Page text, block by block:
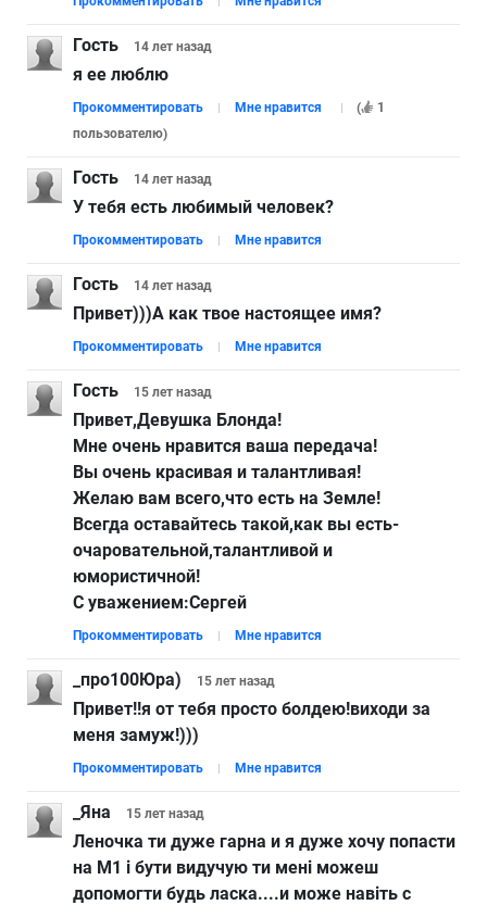
Гость 14 лет назад
я ее люблю
Прокомментировать Мне нравится (
1
пользователю)
Гость 14 лет назад
У тебя есть любимый человек?
Прокомментировать Мне нравится
Гость 14 лет назад
Привет)))А как твое настоящее имя?
Прокомментировать Мне нравится
Гость 15 лет назад
Привет,Девушка Блонда!
Мне очень нравится ваша передача!
Вы очень красивая и талантливая!
Желаю вам всего,что есть на Земле!
Всегда оставайтесь такой,как вы есть-
очаровательной,талантливой и
юмористичной!
С уважением:Сергей
Прокомментировать Мне нравится
_про100Юра) 15 лет назад
Привет!!я от тебя просто болдею!виходи за
меня замуж!)))
Прокомментировать Мне нравится
_Яна 15 лет назад
Леночка ти дуже гарна и я дуже хочу попасти
на М1 і бути видучую ти мені можеш
допомогти будь ласка....и може навіть с